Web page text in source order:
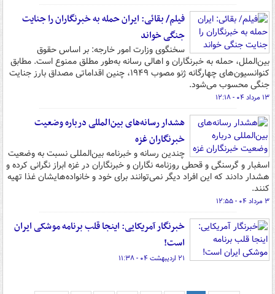
فیلم/ بقائی: ایران حمله به خبرنگاران را جنایت
جنگی خواند
سخنگوی وزارت امور خارجه: بر اساس حقوق
بین‌الملل، حمله به خبرنگاران و اهالی رسانه به‌طور مطلق ممنوع است. مطابق
کنوانسیون‌های چهارگانه ژنو مصوب ۱۹۴۹، چنین اقداماتی مصداق بارز جنایت
جنگی محسوب می‌شود.
۱۳ مرداد ۰۴ - ۱۲:۱۸
هشدار رسانه‌های بین‌المللی درباره وضعیت
خبرنگاران غزه
چندین رسانه و خبرنامه بین‌المللی نسبت به وضعیت
اسفبار و گرسنگی و قحطی روزنامه نگاران و خبرنگاران در غزه ابراز نگرانی کرده و
هشدار دادند که این افراد دیگر نمی‌توانند برای خود و خانواده‌هایشان غذا تهیه
کنند.
۳ مرداد ۰۴ - ۱۲:۵۵
خبرنگار آمریکایی: اینجا قلب برنامه موشکی ایران
است!
۲۱ اردیبهشت ۰۴ - ۱۱:۳۸